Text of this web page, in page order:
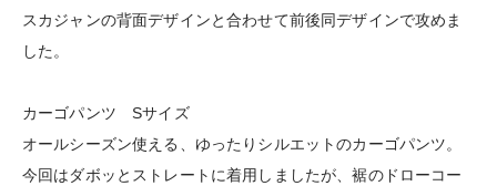
スカジャンの背面デザインと合わせて前後同デザインで攻めま
した。
カーゴパンツ Sサイズ
オールシーズン使える、ゆったりシルエットのカーゴパンツ。
今回はダボッとストレートに着用しましたが、裾のドローコー